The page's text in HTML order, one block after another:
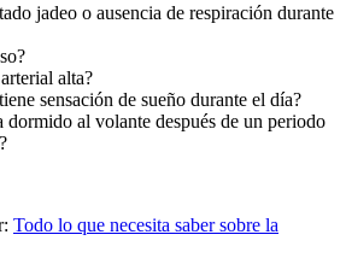
jadeo o ausencia de respiración durante
alta?
sensación de sueño durante el día?
dormido al volante después de un periodo
Todo lo que necesita saber sobre la